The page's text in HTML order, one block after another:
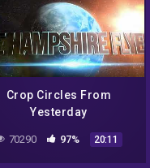
Crop Circles From
Yesterday
70290 97% 20:11